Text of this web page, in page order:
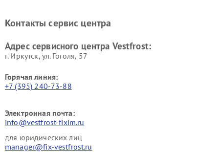
Vestfrost
Контакты сервис центра
Адрес сервисного центра Vestfrost:
г. Иркутск, ул. ​Гоголя, 57
Горячая линия:
+7 (395) 240-73-88
Электронная почта:
info@vestfrost-fixim.ru
для юридических лиц
manager@fix-vestfrost.ru